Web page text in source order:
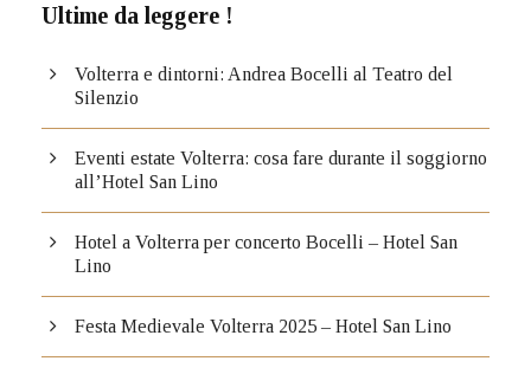
Ultime da leggere !
Volterra e dintorni: Andrea Bocelli al Teatro del
Silenzio
Eventi estate Volterra: cosa fare durante il soggiorno
all’Hotel San Lino
Hotel a Volterra per concerto Bocelli – Hotel San
Lino
Festa Medievale Volterra 2025 – Hotel San Lino